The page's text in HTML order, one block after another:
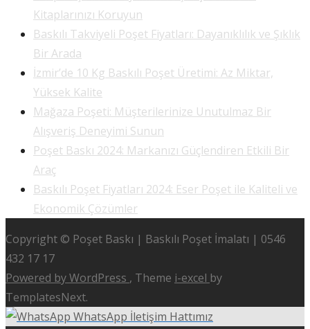
Kitaplarınızı Koruyun
Baskılı Takviyeli Poşet Fiyatları: Dayanıklılık ve Şıklık
Bir Arada
İzmir’de 10 Kg Baskılı Poşet Üretimi: Az Miktar,
Yüksek Kalite
Mağaza Poşeti: Müşterilerinize Unutulmaz Bir
Alışveriş Deneyimi Sunun
Poşet Baskı 2024: Markanızı Güçlendiren Etkili Bir
Araç
Baskılı Poşet Fiyatları 2024: Eser Poşet ile Kaliteli ve
Ekonomik Çözümler
Copyright © Poşet Baskı | Baskılı Poşet İmalatı | 0546
432 17 17
Powered by WordPress , Theme i-excel by
TemplatesNext.
WhatsApp İletişim Hattımız